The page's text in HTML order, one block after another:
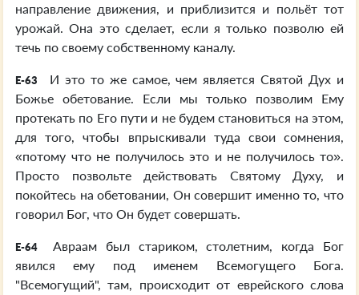
направление движения, и приблизится и польёт тот
урожай. Она это сделает, если я только позволю ей
течь по своему собственному каналу.
E-63
И это то же самое, чем является Святой Дух и
Божье обетование. Если мы только позволим Ему
протекать по Его пути и не будем становиться на этом,
для того, чтобы впрыскивали туда свои сомнения,
«потому что не получилось это и не получилось то».
Просто позвольте действовать Святому Духу, и
покойтесь на обетовании, Он совершит именно то, что
говорил Бог, что Он будет совершать.
E-64
Авраам был стариком, столетним, когда Бог
явился ему под именем Всемогущего Бога.
"Всемогущий", там, происходит от еврейского слова